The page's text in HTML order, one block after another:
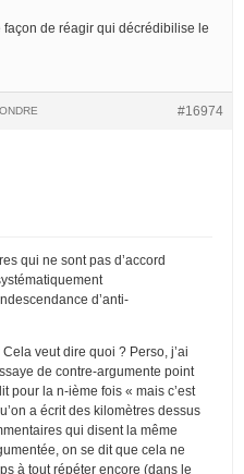
de réagir qui décrédibilise le
#16974
qui ne sont pas d’accord
d’anti-
veut dire quoi ? Perso, j’ai
de contre-argumente point
pour la n-ième fois « mais c’est
a écrit des kilomètres dessus
qui disent la même
on se dit que cela ne
à tout répéter encore (dans le